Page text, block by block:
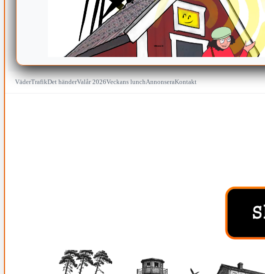
VäderTrafikDet händerValår 2026Veckans lunchAnnonseraKontakt